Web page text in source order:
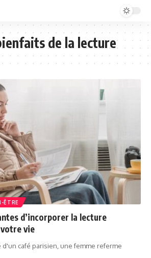
de la lecture
ÊTRE
d’incorporer la lecture
vie
café parisien, une femme referme